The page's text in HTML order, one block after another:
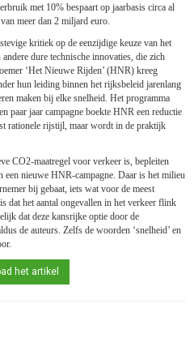
met 10% bespaart op jaarbasis circa al
meer dan 2 miljard euro.
kritiek op de eenzijdige keuze van het
dure technische innovaties, die zich
‘Het Nieuwe Rijden’ (HNR) kreeg
hun leiding binnen het rijksbeleid jarenlang
maken bij elke snelheid. Het programma
paar jaar campagne boekte HNR een reductie
rationele rijstijl, maar wordt in de praktijk
CO2-maatregel voor verkeer is, bepleiten
een nieuwe HNR-campagne. Daar is het milieu
bij gebaat, iets wat voor de meest
dat het aantal ongevallen in het verkeer flink
dat deze kansrijke optie door de
de auteurs. Zelfs de woorden ‘snelheid’ en
het artikel